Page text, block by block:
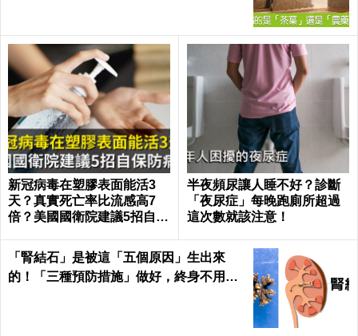
新冠病毒在塑膠表面能活3
天？真實死亡率比流感高7
倍？美國國衛院建議5招自保
半夜頻尿讓人睡不好？診斷
「夜尿症」每晚跑廁所超過
這次數就該注意！
「腎結石」是被這「五個原因」生出來
的！「三種預防措施」做好，終身不用